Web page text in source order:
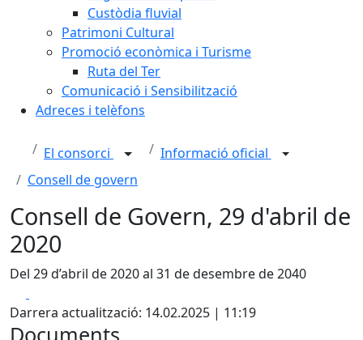
Custòdia fluvial
Patrimoni Cultural
Promoció econòmica i Turisme
Ruta del Ter
Comunicació i Sensibilització
Adreces i telèfons
El consorci
Informació oficial
Consell de govern
Consell de Govern, 29 d'abril de
2020
Del 29 d’abril de 2020 al 31 de desembre de 2040
Darrera actualització: 14.02.2025 | 11:19
Documents